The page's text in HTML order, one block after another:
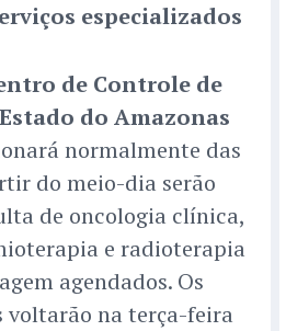
especializados
de Controle de
do Amazonas
normalmente das
do meio-dia serão
de oncologia clínica,
e radioterapia
agendados. Os
voltarão na terça-feira